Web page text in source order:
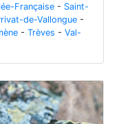
Française - Saint-
de-Vallongue -
- Trèves - Val-